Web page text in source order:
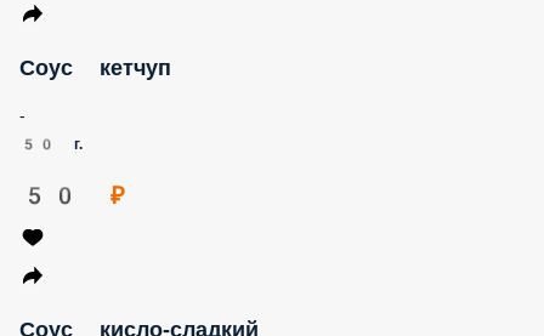
Соус кетчуп
50 г.
50 ₽
Соус кисло-сладкий